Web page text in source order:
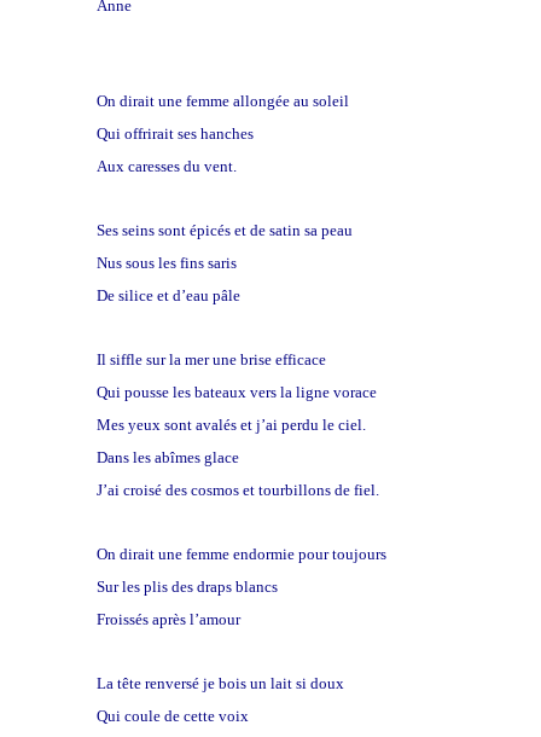
Anne
On dirait une femme allongée au soleil
Qui offrirait ses hanches
Aux caresses du vent.
Ses seins sont épicés et de satin sa peau
Nus sous les fins saris
De silice et d’eau pâle
Il siffle sur la mer une brise efficace
Qui pousse les bateaux vers la ligne vorace
Mes yeux sont avalés et j’ai perdu le ciel.
Dans les abîmes glace
J’ai croisé des cosmos et tourbillons de fiel.
On dirait une femme endormie pour toujours
Sur les plis des draps blancs
Froissés après l’amour
La tête renversé je bois un lait si doux
Qui coule de cette voix